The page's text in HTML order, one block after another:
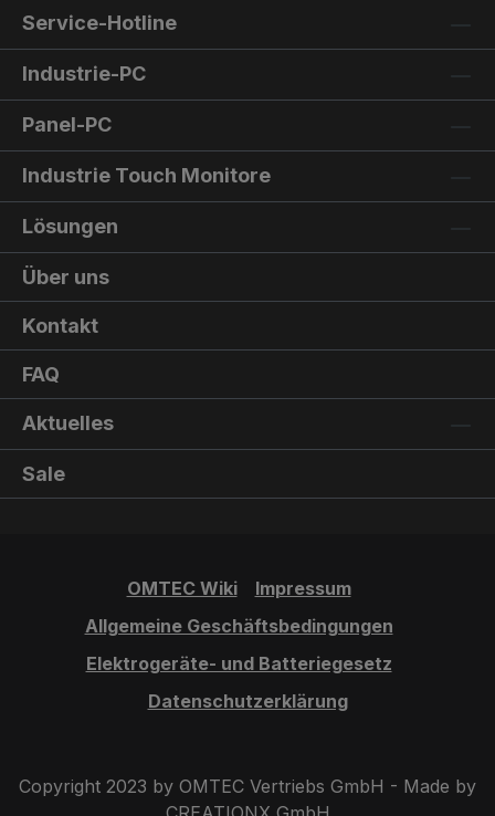
Service-Hotline
Industrie-PC
Panel-PC
Industrie Touch Monitore
Lösungen
Über uns
Kontakt
FAQ
Aktuelles
Sale
OMTEC Wiki
Impressum
Allgemeine Geschäftsbedingungen
Elektrogeräte- und Batteriegesetz
Datenschutzerklärung
Copyright 2023 by OMTEC Vertriebs GmbH - Made by